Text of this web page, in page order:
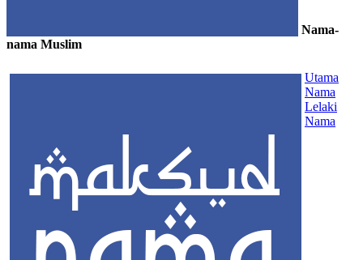
Nama-
nama Muslim
Utama
Nama
Lelaki
Nama